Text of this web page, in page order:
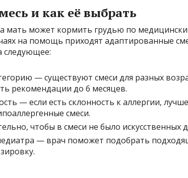
и как её выбрать
мать может кормить грудью по
на помощь приходят адаптированные
следующее:
— существуют смеси для разных
рекомендации до 6 месяцев.
— если есть склонность к аллергии,
смеси.
чтобы в смеси не было искусственных
— врач поможет подобрать